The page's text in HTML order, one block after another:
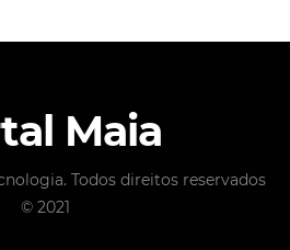
Maia
Todos direitos reservados
© 2021